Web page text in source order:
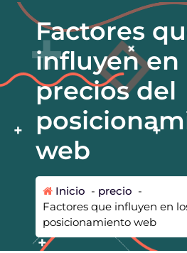
Factores
influyen en
precios del
web
Inicio - precio -
Factores que influyen en
posicionamiento web